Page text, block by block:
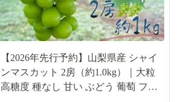
【2026年先行予約】山梨県産 シャイ
ンマスカット 2房（約1.0kg）｜大粒
高糖度 種なし 甘い ぶどう 葡萄 フル